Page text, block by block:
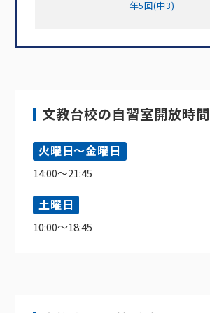
年5回(中3)
文教台校の自習室開放時間
火曜日～金曜日
14:00～21:45
土曜日
10:00～18:45